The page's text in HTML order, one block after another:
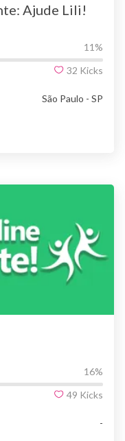
Ajude Lili!
11 %
32 Kicks
São Paulo - SP
16%
49 Kicks
-